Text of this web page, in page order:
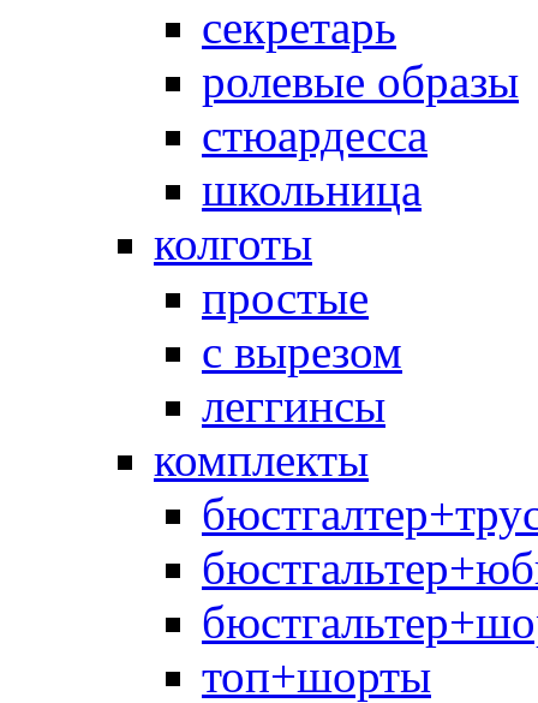
секретарь
ролевые образы
стюардесса
школьница
колготы
простые
с вырезом
леггинсы
комплекты
топ+шорты